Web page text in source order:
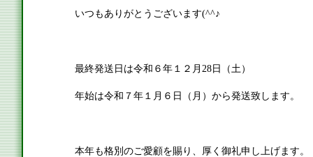
いつもありがとうございます(^^♪
最終発送日は令和６年１２月28日（土）
年始は令和７年１月６日（月）から発送致します。
本年も格別のご愛顧を賜り、厚く御礼申し上げます。